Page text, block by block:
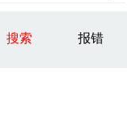
搜索 报错